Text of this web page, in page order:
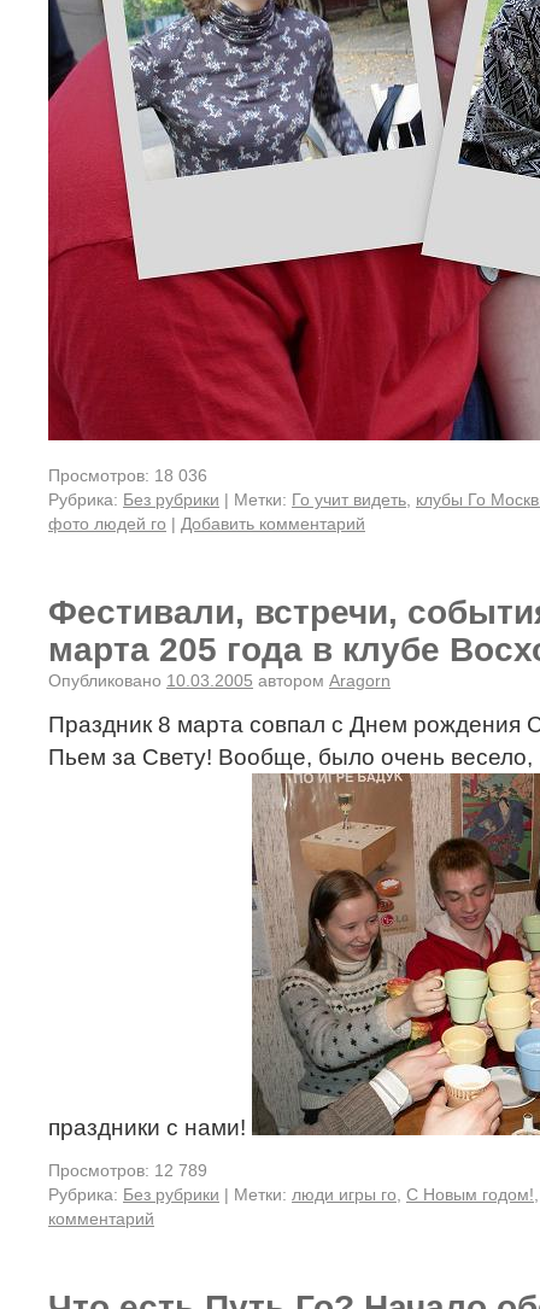
Просмотров: 18 036
Рубрика: Без рубрики | Метки: Го учит видеть клубы Го
фото людей го | Добавить комментарий
Фестивали, встречи,
марта 205 года в клубе
Опубликовано 10.03.2005 автором Aragorn
Праздник 8 марта совпал с Днем рождения
Пьем за Свету! Вообще, было очень весело,
праздники с нами!
Просмотров: 12 789
Рубрика: Без рубрики | Метки: люди игры го С Новым годом!
комментарий